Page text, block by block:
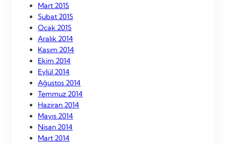
Mart 2015
Şubat 2015
Ocak 2015
Aralık 2014
Kasım 2014
Ekim 2014
Eylül 2014
Ağustos 2014
Temmuz 2014
Haziran 2014
Mayıs 2014
Nisan 2014
Mart 2014